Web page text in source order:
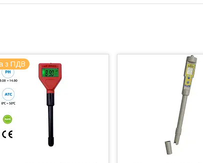
з ПДВ